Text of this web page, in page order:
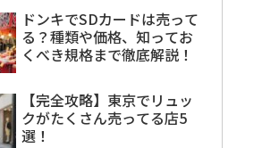
ドンキでSDカードは売って
る？種類や価格、知ってお
くべき規格まで徹底解説！
【完全攻略】東京でリュッ
クがたくさん売ってる店5
選！